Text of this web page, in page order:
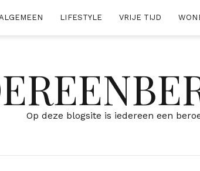
LIFESTYLE VRIJE TIJD
Op deze blogsite is iedereen een